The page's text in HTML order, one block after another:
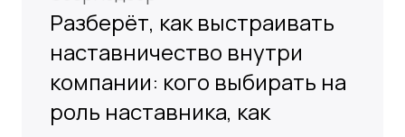
13:00 по МСК
Формат:
Прямой эфир